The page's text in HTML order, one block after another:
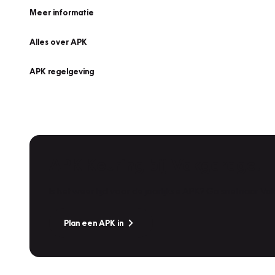
Meer informatie
Alles over APK
APK regelgeving
Plan een APK in